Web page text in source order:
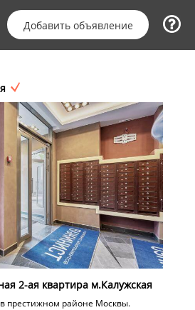
Добавить объявление
2-ая квартира м.Калужская
престижном районе Москвы.